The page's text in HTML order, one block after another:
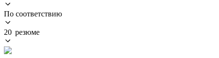
По соответствию
20 резюме